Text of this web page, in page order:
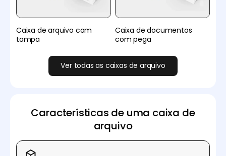
Caixa de arquivo com
tampa
Caixa de documentos
com pega
Ver todas as caixas de arquivo
Características de uma caixa de
arquivo